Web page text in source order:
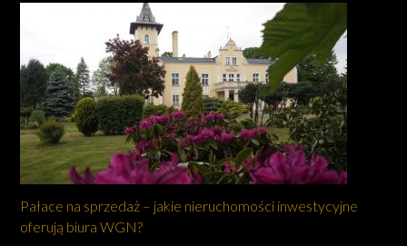
Pałace na sprzedaż – jakie nieruchomości inwestycyjne
oferują biura WGN?